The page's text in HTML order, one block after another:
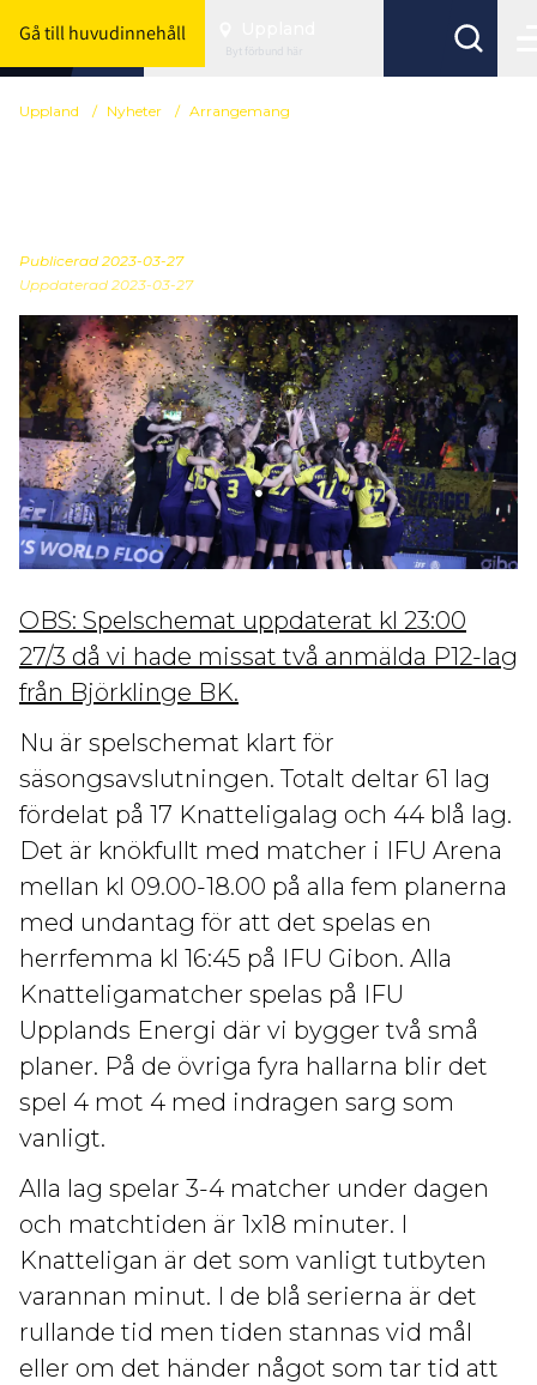
Gå till huvudinnehåll
Byt förbund här
Uppland / Nyheter / Arrangemang
Publicerad 2023-03-27
Uppdaterad 2023-03-27
OBS: Spelschemat uppdaterat kl 23:00
27/3 då vi hade missat två anmälda P12-lag
från Björklinge BK.
Nu är spelschemat klart för
säsongsavslutningen. Totalt deltar 61 lag
fördelat på 17 Knatteligalag och 44 blå lag.
Det är knökfullt med matcher i IFU Arena
mellan kl 09.00-18.00 på alla fem planerna
med undantag för att det spelas en
herrfemma kl 16:45 på IFU Gibon. Alla
Knatteligamatcher spelas på IFU
Upplands Energi där vi bygger två små
planer. På de övriga fyra hallarna blir det
spel 4 mot 4 med indragen sarg som
vanligt.
Alla lag spelar 3-4 matcher under dagen
och matchtiden är 1x18 minuter. I
Knatteligan är det som vanligt tutbyten
varannan minut. I de blå serierna är det
rullande tid men tiden stannas vid mål
eller om det händer något som tar tid att